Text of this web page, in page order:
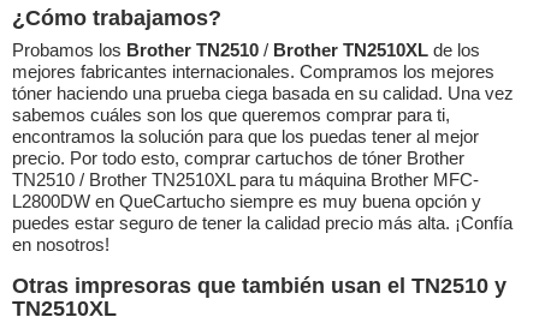
¿Cómo trabajamos?
Probamos los Brother TN2510 / Brother TN2510XL de los
mejores fabricantes internacionales. Compramos los mejores
tóner haciendo una prueba ciega basada en su calidad. Una vez
sabemos cuáles son los que queremos comprar para ti,
encontramos la solución para que los puedas tener al mejor
precio. Por todo esto, comprar cartuchos de tóner Brother
TN2510 / Brother TN2510XL para tu máquina Brother MFC-
L2800DW en QueCartucho siempre es muy buena opción y
puedes estar seguro de tener la calidad precio más alta. ¡Confía
en nosotros!
Otras impresoras que también usan el TN2510 y
TN2510XL